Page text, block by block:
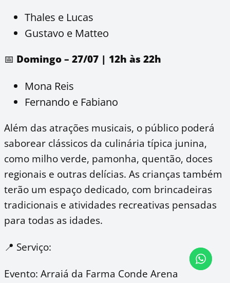
Thales e Lucas
Gustavo e Matteo
📅 Domingo – 27/07 | 12h às 22h
Mona Reis
Fernando e Fabiano
Além das atrações musicais, o público poderá
saborear clássicos da culinária típica junina,
como milho verde, pamonha, quentão, doces
regionais e outras delícias. As crianças também
terão um espaço dedicado, com brincadeiras
tradicionais e atividades recreativas pensadas
para todas as idades.
📍 Serviço:
Evento: Arraiá da Farma Conde Arena